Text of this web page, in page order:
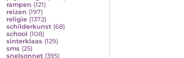
rampen (121)
reizen (197)
religie (1372)
schilderkunst (68)
school (108)
sinterklaas (129)
sms (25)
snelsonnet (395)